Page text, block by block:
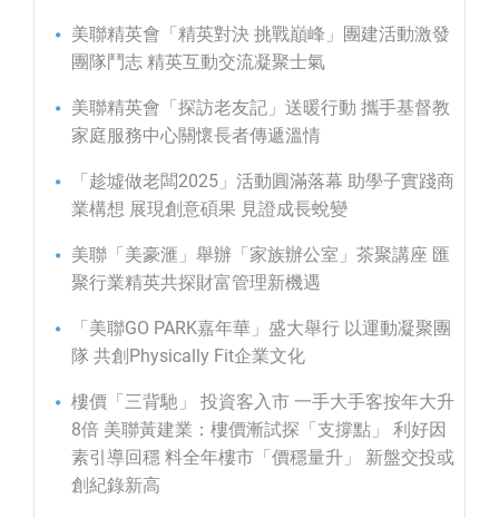
美聯精英會「精英對決 挑戰巔峰」團建活動激發
團隊鬥志 精英互動交流凝聚士氣
美聯精英會「探訪老友記」送暖行動 攜手基督教
家庭服務中心關懷長者傳遞溫情
「趁墟做老闆2025」活動圓滿落幕 助學子實踐商
業構想 展現創意碩果 見證成長蛻變
美聯「美豪滙」舉辦「家族辦公室」茶聚講座 匯
聚行業精英共探財富管理新機遇
「美聯GO PARK嘉年華」盛大舉行 以運動凝聚團
隊 共創Physically Fit企業文化
樓價「三背馳」 投資客入市 一手大手客按年大升
8倍 美聯黃建業：樓價漸試探「支撐點」 利好因
素引導回穩 料全年樓市「價穩量升」 新盤交投或
創紀錄新高